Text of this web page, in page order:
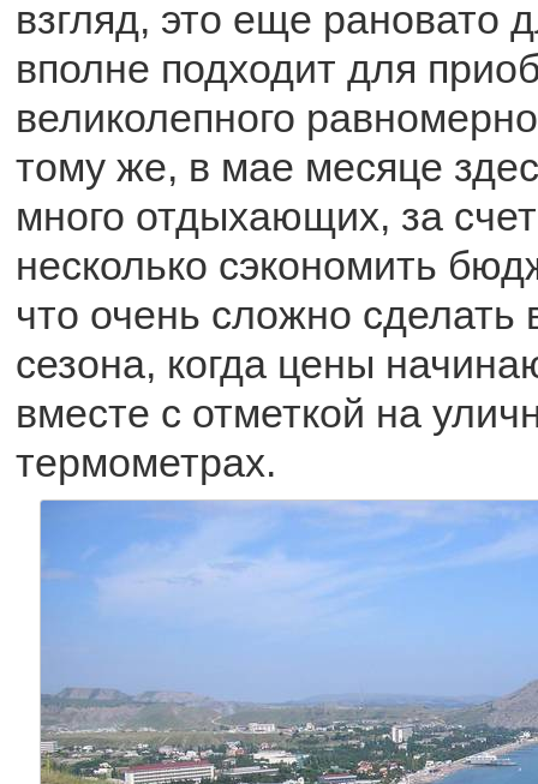
взгляд, это еще рановато
вполне подходит для
великолепного
тому же, в мае месяце
много отдыхающих, за
несколько сэкономить
что очень сложно сделать
сезона, когда цены
вместе с отметкой на
термометрах.